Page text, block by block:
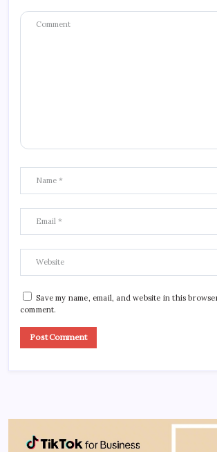
Save my name, email, and website in this
comment.